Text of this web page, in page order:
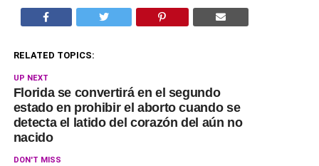
RELATED TOPICS:
UP NEXT
Florida se convertirá en el segundo
estado en prohibir el aborto cuando se
detecta el latido del corazón del aún no
nacido
DON'T MISS